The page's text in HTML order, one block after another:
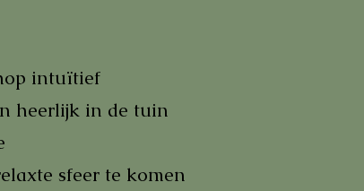
intuïtief
heerlijk in de tuin
sfeer te komen